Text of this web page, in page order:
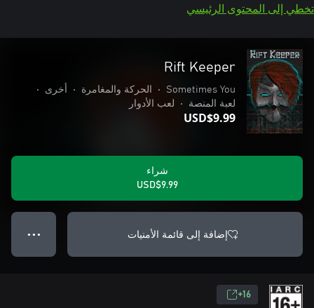
تخطي إلى المحتوى الرئيسي
Rift Keeper
Sometimes You
• الحركة والمغامرة • أخرى
•
لعبة المنصة
• لعب الأدوار
USD$9.99
شراء
USD$9.99
إضافة إلى قائمة الأمنيات ● ● ●
16+